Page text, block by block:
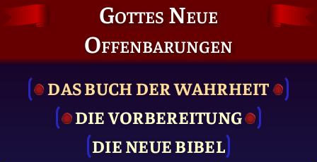
Gottes Neue
Offenbarungen
DAS BUCH DER WAHRHEIT
DIE VOR­BEREITUNG
DIE NEUE BIBEL